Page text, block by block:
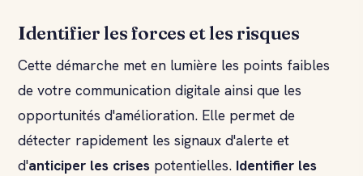
Identifier les forces et les risques
Cette démarche met en lumière les points faibles
de votre communication digitale ainsi que les
opportunités d'amélioration. Elle permet de
détecter rapidement les signaux d'alerte et
d'anticiper les crises potentielles. Identifier les